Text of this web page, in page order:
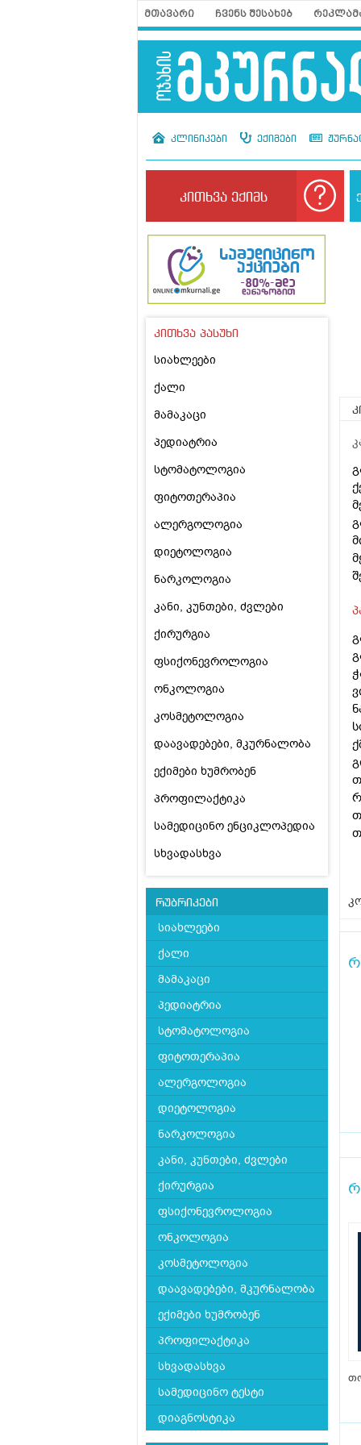
მთავარი ჩვენს შესახებ
კლინიკები ექიმები
კითხვა ექიმს
კითხვა პასუხი
სიახლეები
ქალი
მამაკაცი
პედიატრია
სტომატოლოგია
ფიტოთერაპია
ალერგოლოგია
დიეტოლოგია
ნარკოლოგია
კანი, კუნთები, ძვლები
ქირურგია
ფსიქონევროლოგია
ონკოლოგია
კოსმეტოლოგია
დაავადებები, მკურნალობა
ექიმები ხუმრობენ
პროფილაქტიკა
სამედიცინო ენციკლოპედია
სხვადასხვა
რუბრიკები
სიახლეები
ქალი
მამაკაცი
პედიატრია
სტომატოლოგია
ფიტოთერაპია
ალერგოლოგია
დიეტოლოგია
ნარკოლოგია
კანი, კუნთები, ძვლები
ქირურგია
ფსიქონევროლოგია
ონკოლოგია
კოსმეტოლოგია
დაავადებები, მკურნალობა
ექიმები ხუმრობენ
პროფილაქტიკა
სხვადასხვა
სამედიცინო ტესტი
დიაგნოსტიკა